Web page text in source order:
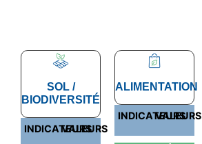
SOL /
BIODIVERSITÉ
INDICATEURS
VALEURS
ALIMENTATION
INDICATEURS
VALEURS